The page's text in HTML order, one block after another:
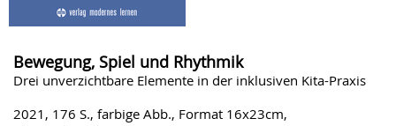
Bewegung, Spiel und Rhythmik
Drei unverzichtbare Elemente in der inklusiven Kita-Praxis
2021, 176 S., farbige Abb., Format 16x23cm,